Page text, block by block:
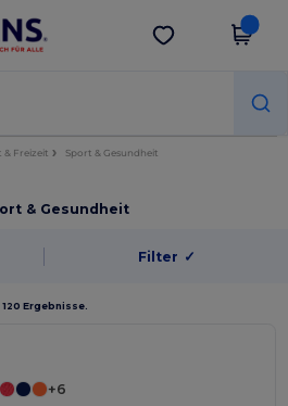
App!
App holen
& Freizeit Sport & Gesundheit
& Gesundheit
Filter ✓
120 Ergebnisse.
+6